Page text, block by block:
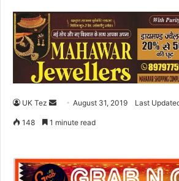
UK Tez
a
August 31, 2019 Last
148 1 minute read